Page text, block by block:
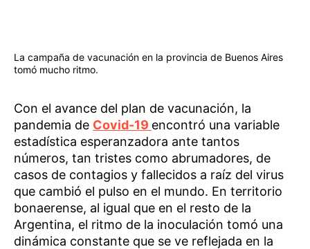
La campaña de vacunación en la provincia de Buenos Aires
tomó mucho ritmo.
Con el avance del plan de vacunación, la
pandemia de Covid-19 encontró una variable
estadística esperanzadora ante tantos
números, tan tristes como abrumadores, de
casos de contagios y fallecidos a raíz del virus
que cambió el pulso en el mundo. En territorio
bonaerense, al igual que en el resto de la
Argentina, el ritmo de la inoculación tomó una
dinámica constante que se ve reflejada en la